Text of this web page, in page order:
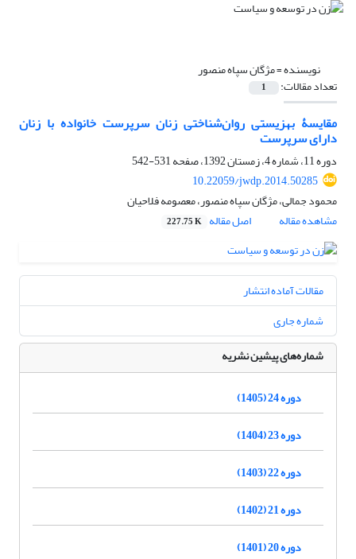
نویسنده =مژگان سپاه منصور
تعداد مقالات: 1
مقایسۀ بهزیستی روان‌شناختی زنان سرپرست خانواده با زنان
دارای سرپرست
دوره 11، شماره 4، زمستان 1392، صفحه
531-542
10.22059/jwdp.2014.50285
محمود جمالی، مژگان سپاه منصور، معصومه فلاحیان
مشاهده مقاله
اصل مقاله 227.75 K
مقالات آماده انتشار
شماره جاری
شماره‌های پیشین نشریه
دوره 24 (1405)
دوره 23 (1404)
دوره 22 (1403)
دوره 21 (1402)
دوره 20 (1401)